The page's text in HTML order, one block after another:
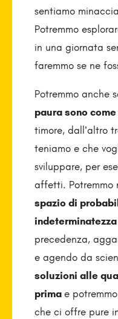
sentiamo
Potremmo
in una giornata
faremmo se ne
Potremmo anche
paura sono
timore, dall’altro
teniamo e che
sviluppare, per
affetti. Potremmo
spazio di
indeterminatezza
precedenza,
e agendo da
soluzioni alle
prima e
che ci offre pure